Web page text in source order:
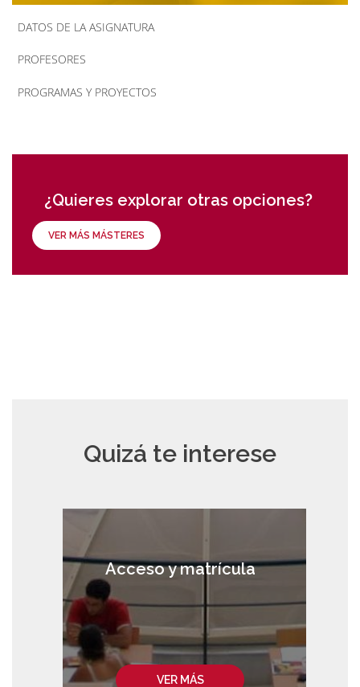
DATOS DE LA ASIGNATURA
PROFESORES
PROGRAMAS Y PROYECTOS
¿Quieres explorar otras opciones?
VER MÁS MÁSTERES
Quizá te interese
VER MÁS
Acceso y matrícula